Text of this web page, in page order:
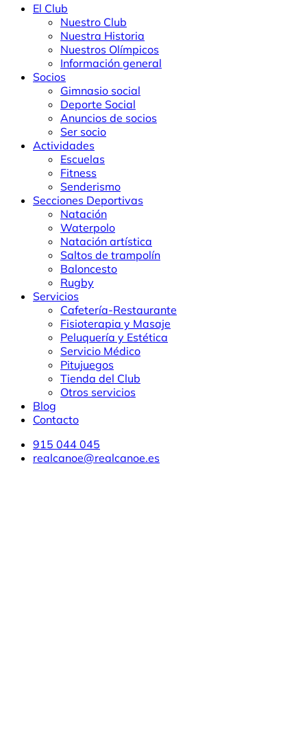
El Club
Nuestro Club
Nuestra Historia
Nuestros Olímpicos
Información general
Socios
Gimnasio social
Deporte Social
Anuncios de socios
Ser socio
Actividades
Escuelas
Fitness
Senderismo
Secciones Deportivas
Natación
Waterpolo
Natación artística
Saltos de trampolín
Baloncesto
Rugby
Servicios
Cafetería-Restaurante
Fisioterapia y Masaje
Peluquería y Estética
Servicio Médico
Pitujuegos
Tienda del Club
Otros servicios
Blog
Contacto
915 044 045
realcanoe@realcanoe.es